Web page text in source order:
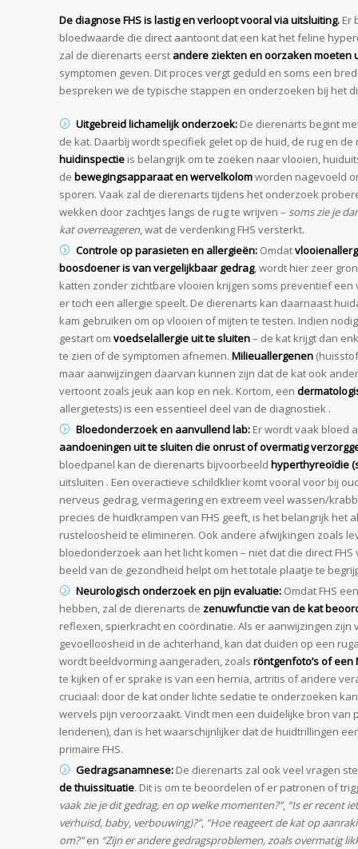
De diagnose FHS is lastig en verloopt vooral via uitsluiting. Er
bloedwaarde die direct aantoont dat een kat het feline
zal de dierenarts eerst andere ziekten en oorzaken moeten
symptomen geven. Dit proces vergt geduld en soms een
bespreken we de typische stappen en onderzoeken bij het
Uitgebreid lichamelijk onderzoek: De dierenarts begint
de kat. Daarbij wordt specifiek gelet op de huid, de rug en
huidinspectie is belangrijk om te zoeken naar vlooien,
de bewegingsapparaat en wervelkolomworden nagevoeld
sporen. Vaak zal de dierenarts tijdens het onderzoek
wekken door zachtjes langs de rug te wrijven – soms zie je
kat overreageren, wat de verdenking FHS versterkt.
Controle op parasieten en allergieën: Omdat
boosdoener is van vergelijkbaar gedrag, wordt hier zeer
katten zonder zichtbare vlooien krijgen soms preventief
er toch een allergie speelt. De dierenarts kan daarnaast
kam gebruiken om op vlooien of mijten te testen. Indien
gestart om voedselallergie uit te sluiten– de kat krijgt dan
te zien of de symptomen afnemen. Milieuallergenen
maar aanwijzingen daarvan kunnen zijn dat de kat ook
vertoont zoals jeuk aan kop en nek. Kortom, een
allergietests) is een essentieel deel van de diagnostiek .
Bloedonderzoek en aanvullend lab: Er wordt vaak bloed
aandoeningen uit te sluiten die onrust of overmatig
bloedpanel kan de dierenarts bijvoorbeeld hyperthyreoïdie
uitsluiten . Een overactieve schildklier komt vooral voor bij
nerveus gedrag, vermagering en extreem veel wassen/
precies de huidkrampen van FHS geeft, is het belangrijk het
rusteloosheid te elimineren. Ook andere afwijkingen zoals
bloedonderzoek aan het licht komen – niet dat die direct
beeld van de gezondheid helpt om het totale plaatje te
Neurologisch onderzoek en pijn evaluatie: Omdat FHS
hebben, zal de dierenarts de zenuwfunctie van de kat
reflexen, spierkracht en coördinatie. Als er aanwijzingen
gevoelloosheid in de achterhand, kan dat duiden op een
wordt beeldvorming aangeraden, zoals röntgenfoto’s of een
te kijken of er sprake is van een hernia, artritis of andere
cruciaal: door de kat onder lichte sedatie te onderzoeken
wervels pijn veroorzaakt. Vindt men een duidelijke bron van
lendenen), dan is het waarschijnlijker dat de huidtrillingen
primaire FHS.
Gedragsanamnese: De dierenarts zal ook veel vragen
de thuissituatie. Dit is om te beoordelen of er patronen of
vaak zie je dit gedrag, en op welke momenten?”, “Is er recent
verhuisd, baby, verbouwing)?”, “Hoe reageert de kat op
om?”en “Zijn er andere gedragsproblemen, zoals overmatig